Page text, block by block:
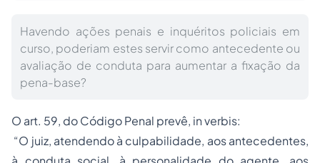
Havendo ações penais e inquéritos policiais em
curso, poderiam estes servir como antecedente ou
avaliação de conduta para aumentar a fixação da
pena-base?
O art. 59, do Código Penal prevê, in verbis:
“O juiz, atendendo à culpabilidade, aos antecedentes,